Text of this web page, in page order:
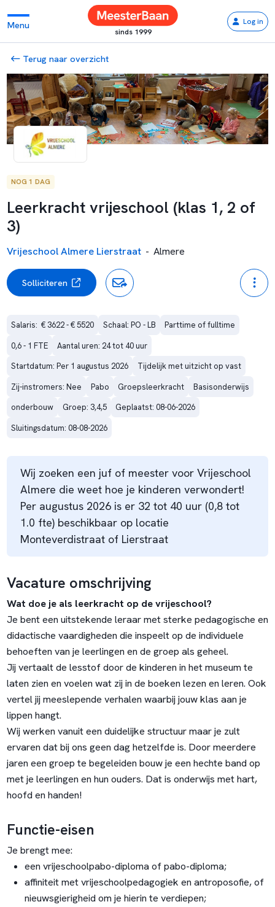
Menu
sinds 1999
Log in
Terug naar overzicht
NOG 1 DAG
Leerkracht vrijeschool (klas 1, 2 of
3)
Vrijeschool Almere Lierstraat - Almere
Solliciteren
Salaris:  € 3622 - € 5520 Schaal: PO - LB
Parttime of fulltime
0,6 - 1 FTE
Aantal uren: 24 tot 40 uur
Startdatum: Per 1 augustus 2026
Tijdelijk met uitzicht op vast
Zij-instromers: Nee
Pabo Groepsleerkracht
Basisonderwijs
onderbouw
Groep: 3,4,5
Geplaatst: 08-06-2026
Sluitingsdatum: 08-08-2026
Wij zoeken een juf of meester voor Vrijeschool
Almere die weet hoe je kinderen verwondert!
Per augustus 2026 is er 32 tot 40 uur (0,8 tot
1.0 fte) beschikbaar op locatie
Monteverdistraat of Lierstraat
Vacature omschrijving
Wat doe je als leerkracht op de vrijeschool?
Je bent een uitstekende leraar met sterke pedagogische en
didactische vaardigheden die inspeelt op de individuele
behoeften van je leerlingen en de groep als geheel.
Jij vertaalt de lesstof door de kinderen in het museum te
laten zien en voelen wat zij in de boeken lezen en leren. Ook
vertel jij meeslepende verhalen waarbij jouw klas aan je
lippen hangt.
Wij werken vanuit een duidelijke structuur maar je zult
ervaren dat bij ons geen dag hetzelfde is. Door meerdere
jaren een groep te begeleiden bouw je een hechte band op
met je leerlingen en hun ouders. Dat is onderwijs met hart,
hoofd en handen!
Functie-eisen
Je brengt mee:
een vrijeschoolpabo-diploma of pabo-diploma;
affiniteit met vrijeschoolpedagogiek en antroposofie, of
nieuwsgierigheid om je hierin te verdiepen;